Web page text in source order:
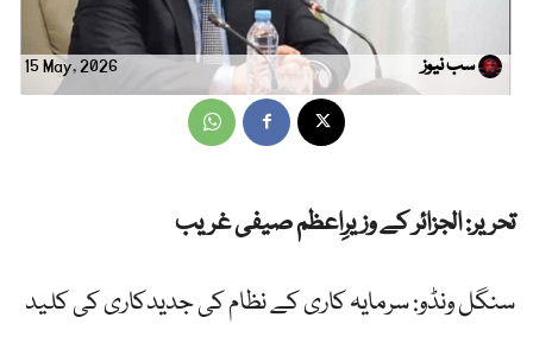
15 May, 2026 سب نیوز
تحریر: الجزائر کے وزیرِاعظم صیفی غریب
سنگل ونڈو: سرمایہ کاری کے نظام کی جدیدکاری کی کلید